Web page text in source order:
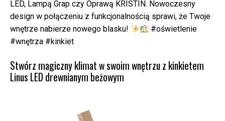
LED, Lampą Grap czy Oprawą KRISTIN. Nowoczesny
design w połączeniu z funkcjonalnością sprawi, że Twoje
wnętrze nabierze nowego blasku!
#oświetlenie
#wnętrza #kinkiet
Stwórz magiczny klimat w swoim wnętrzu z kinkietem
Linus LED drewnianym beżowym